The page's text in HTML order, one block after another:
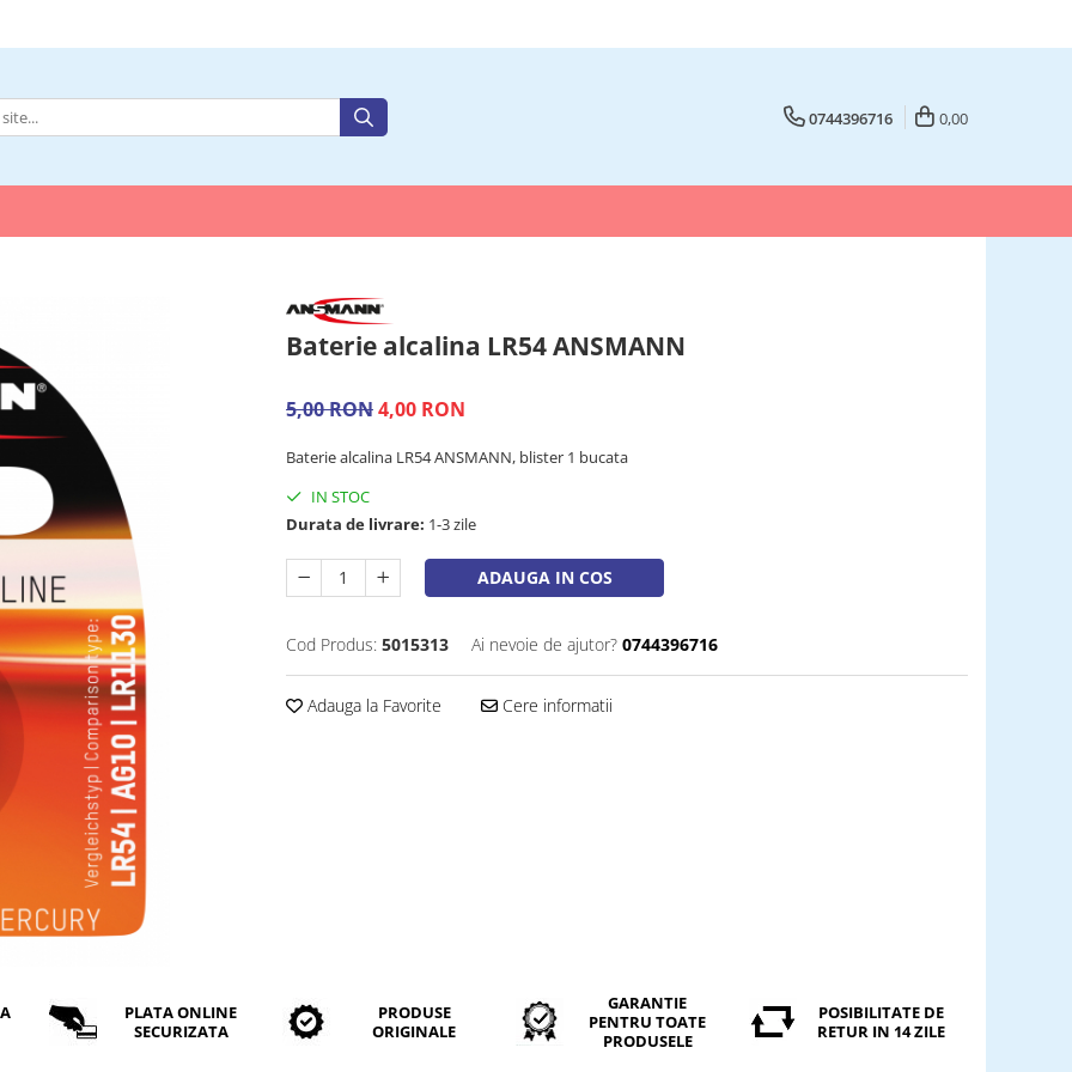
0744396716 0,00
Baterie alcalina LR54 ANSMANN
5,00 RON4,00 RON
Baterie alcalina LR54 ANSMANN, blister 1 bucata
IN STOC
Durata de livrare: 1-3 zile
ADAUGA IN COS
Cod Produs: 5015313 Ai nevoie de ajutor? 0744396716
Adauga la Favorite Cere informatii
PLATA ONLINE
SECURIZATA
PRODUSE
ORIGINALE
GARANTIE
PENTRU TOATE
PRODUSELE
POSIBILITATE DE
RETUR IN 14 ZILE